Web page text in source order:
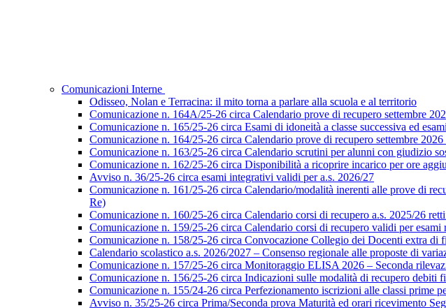
Comunicazioni Interne
Odisseo, Nolan e Terracina: il mito torna a parlare alla scuola e al territorio
Comunicazione n. 164A/25-26 circa Calendario prove di recupero settembre
Comunicazione n. 165/25-26 circa Esami di idoneità a classe successiva ed
Comunicazione n. 164/25-26 circa Calendario prove di recupero settembre 2026
Comunicazione n. 163/25-26 circa Calendario scrutini per alunni con giudizio
Comunicazione n. 162/25-26 circa Disponibilità a ricoprire incarico per ore
Avviso n. 36/25-26 circa esami integrativi validi per a.s. 2026/27
Comunicazione n. 161/25-26 circa Calendario/modalità inerenti alle prove di
Re)
Comunicazione n. 160/25-26 circa Calendario corsi di recupero a.s. 2025/26
Comunicazione n. 159/25-26 circa Calendario corsi di recupero validi per
Comunicazione n. 158/25-26 circa Convocazione Collegio dei Docenti extra di
Calendario scolastico a.s. 2026/2027 – Consenso regionale alle proposte di
Comunicazione n. 157/25-26 circa Monitoraggio ELISA 2026 – Seconda
Comunicazione n. 156/25-26 circa Indicazioni sulle modalità di recupero debiti
Comunicazione n. 155/24-26 circa Perfezionamento iscrizioni alle classi prime
Avviso n. 35/25-26 circa Prima/Seconda prova Maturità ed orari ricevimento